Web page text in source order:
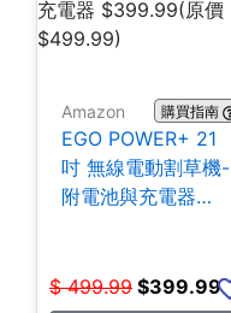
Amazon 購買指南
EGO POWER+ 21
吋 無線電動割草機-
附電池與充電器
$ 499.99 $399.99